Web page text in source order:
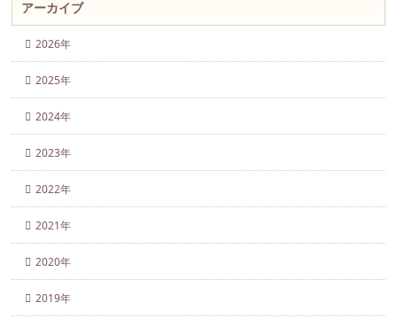
アーカイブ
2026年
2025年
2024年
2023年
2022年
2021年
2020年
2019年